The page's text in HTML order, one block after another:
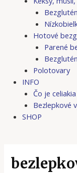
Hotové
Parené
Polotovary
INFO
Čo je celiakia
Bezlepkové
SHOP